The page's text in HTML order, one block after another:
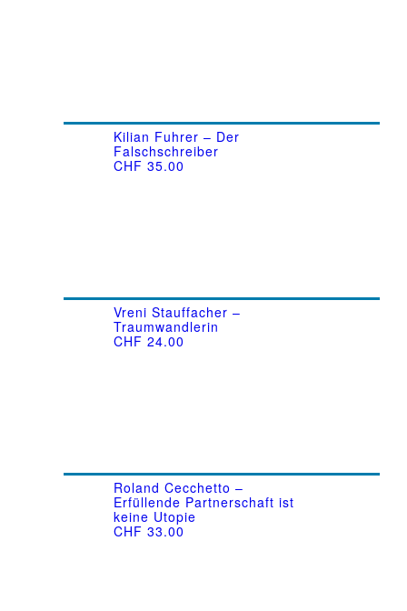
Kilian Fuhrer – Der
Falschschreiber
CHF 35.00
Vreni Stauffacher –
Traumwandlerin
CHF 24.00
Roland Cecchetto –
Erfüllende Partnerschaft ist
keine Utopie
CHF 33.00